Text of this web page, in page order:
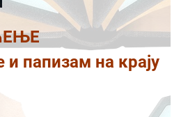
папизам на крају